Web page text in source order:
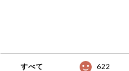
すべて 622